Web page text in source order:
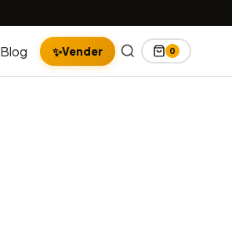
Blog ✨Vender 0